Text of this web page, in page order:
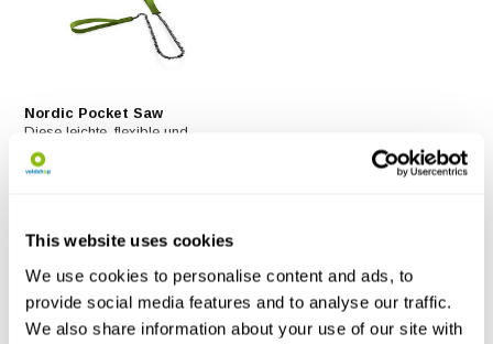
This website uses cookies
We use cookies to personalise content and ads, to
provide social media features and to analyse our traffic.
We also share information about your use of our site with
Nordic Pocket Saw
Diese leichte, flexible und
robuste Kettensäge e...